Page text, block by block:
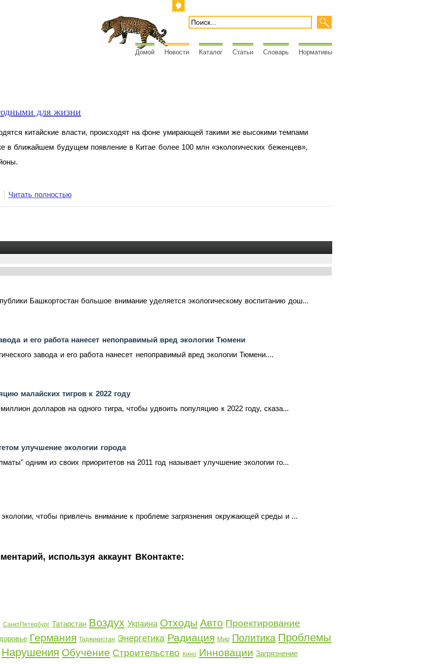
Домой Новости Каталог Статьи Словарь Нормативы
для жизни
китайские власти, происходят на фоне умирающей такими же высокими темпами
в ближайшем будущем появление в Китае более 100 млн «экологических беженцев»,
Читать полностью
Башкортостан большое внимание уделяется экологическому воспитанию дош...
и его работа нанесет непоправимый вред экологии Тюмени
завода и его работа нанесет непоправимый вред экологии Тюмени....
малайских тигров к 2022 году
долларов на одного тигра, чтобы удвоить популяцию к 2022 году, сказа...
улучшение экологии города
одним из своих приоритетов на 2011 год называет улучшение экологии го...
чтобы привлечь внимание к проблеме загрязнения окружающей среды и ...
используя аккаунт ВКонтакте:
СанктПетербург Татарстан Воздух Украина Отходы Авто Проектирование
Германия Таджикистан Энергетика Радиация Мир Политика Проблемы
Нарушения Обучение Строительство Кино Инновации Загрязнение